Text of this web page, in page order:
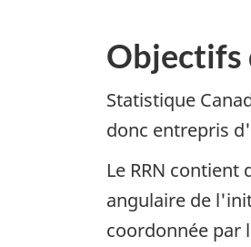
Objectifs
Statistique
donc entrepris
Le RRN
angulaire de
coordonnée par